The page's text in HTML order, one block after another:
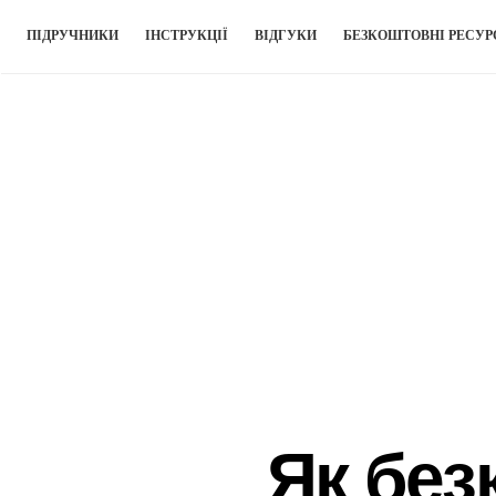
ПІДРУЧНИКИ ІНСТРУКЦІЇ ВІДГУКИ БЕЗКОШТОВНІ
Як